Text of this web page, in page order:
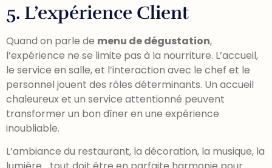
5. L’expérience Client
Quand on parle de menu de dégustation,
l’expérience ne se limite pas à la nourriture. L’accueil,
le service en salle, et l’interaction avec le chef et le
personnel jouent des rôles déterminants. Un accueil
chaleureux et un service attentionné peuvent
transformer un bon dîner en une expérience
inoubliable.
L’ambiance du restaurant, la décoration, la musique, la